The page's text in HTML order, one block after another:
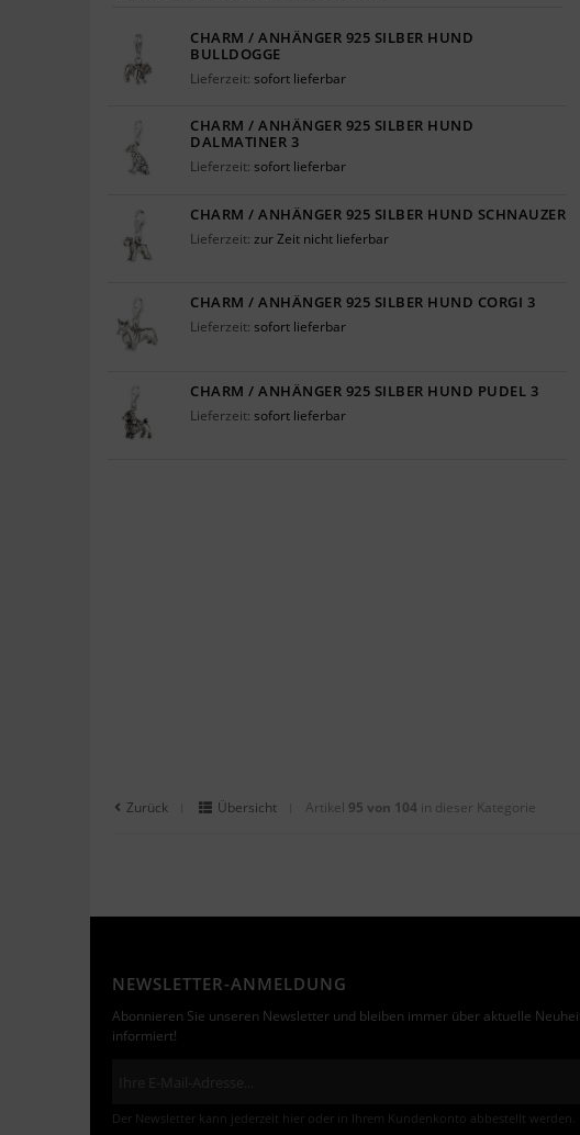
CHARM / ANHÄNGER 925 SILBER HUND
BULLDOGGE
Lieferzeit:sofort lieferbar
CHARM / ANHÄNGER 925 SILBER HUND
DALMATINER 3
Lieferzeit:sofort lieferbar
CHARM / ANHÄNGER 925 SILBER HUND SCHNAUZER
Lieferzeit:zur Zeit nicht lieferbar
CHARM / ANHÄNGER 925 SILBER HUND CORGI 3
Lieferzeit:sofort lieferbar
CHARM / ANHÄNGER 925 SILBER HUND PUDEL 3
Lieferzeit:sofort lieferbar
Zurück Übersicht Artikel 95 von 104 in dieser Kategorie
NEWSLETTER-ANMELDUNG
Abonnieren Sie unseren Newsletter und bleiben immer über aktuelle
informiert!
Der Newsletter kann jederzeit hier oder in Ihrem Kundenkonto abbestellt werden.